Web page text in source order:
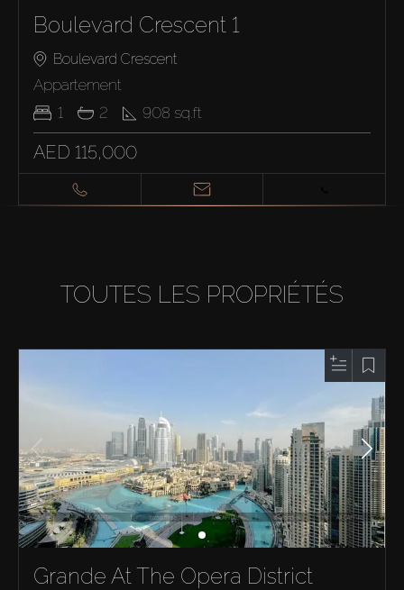
Boulevard Crescent 1
Boulevard Crescent
Appartement
1
2 908 sq.ft
AED 115,000
TOUTES LES PROPRIÉTÉS
Grande At The Opera District